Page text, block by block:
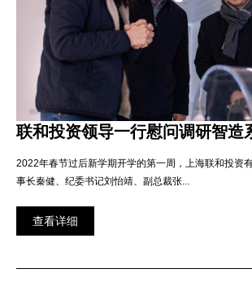
联和投资领导一行慰问调研智造
2022年春节过后新学期开学的第一周，上海联和投资
事长秦健、纪委书记刘怡靖、副总裁张...
查看详细